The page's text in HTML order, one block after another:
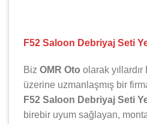
F52 Saloon Debriyaj Seti
Biz OMR Oto olarak yıllardır
üzerine uzmanlaşmış bir
F52 Saloon Debriyaj Seti
birebir uyum sağlayan,